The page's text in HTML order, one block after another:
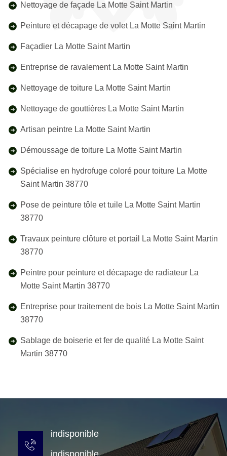
Nettoyage de façade La Motte Saint Martin
Peinture et décapage de volet La Motte Saint Martin
Façadier La Motte Saint Martin
Entreprise de ravalement La Motte Saint Martin
Nettoyage de toiture La Motte Saint Martin
Nettoyage de gouttières La Motte Saint Martin
Artisan peintre La Motte Saint Martin
Démoussage de toiture La Motte Saint Martin
Spécialise en hydrofuge coloré pour toiture La Motte
Saint Martin 38770
Pose de peinture tôle et tuile La Motte Saint Martin
38770
Travaux peinture clôture et portail La Motte Saint Martin
38770
Peintre pour peinture et décapage de radiateur La
Motte Saint Martin 38770
Entreprise pour traitement de bois La Motte Saint Martin
38770
Sablage de boiserie et fer de qualité La Motte Saint
Martin 38770
indisponible
indisponible